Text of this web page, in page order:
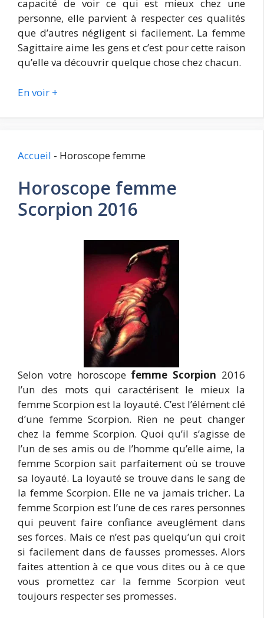
capacité de voir ce qui est mieux chez une
personne, elle parvient à respecter ces qualités
que d’autres négligent si facilement. La femme
Sagittaire aime les gens et c’est pour cette raison
qu’elle va découvrir quelque chose chez chacun.
En voir +
Accueil - Horoscope femme
Horoscope femme
Scorpion 2016
Selon votre horoscope femme Scorpion 2016
l’un des mots qui caractérisent le mieux la
femme Scorpion est la loyauté. C’est l’élément clé
d’une femme Scorpion. Rien ne peut changer
chez la femme Scorpion. Quoi qu’il s’agisse de
l’un de ses amis ou de l’homme qu’elle aime, la
femme Scorpion sait parfaitement où se trouve
sa loyauté. La loyauté se trouve dans le sang de
la femme Scorpion. Elle ne va jamais tricher. La
femme Scorpion est l’une de ces rares personnes
qui peuvent faire confiance aveuglément dans
ses forces. Mais ce n’est pas quelqu’un qui croit
si facilement dans de fausses promesses. Alors
faites attention à ce que vous dites ou à ce que
vous promettez car la femme Scorpion veut
toujours respecter ses promesses.